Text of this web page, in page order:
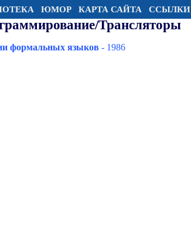
ЮМОР КАРТА САЙТА ССЫЛКИ
Трансляторы
формальных языков - 1986